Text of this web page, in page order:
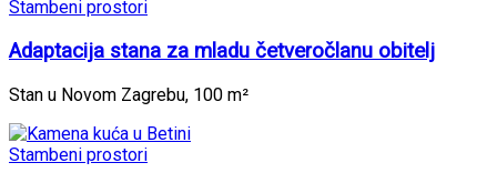
Stambeni prostori
Adaptacija stana za mladu četveročlanu obitelj
Stan u Novom Zagrebu, 100 m²
Stambeni prostori